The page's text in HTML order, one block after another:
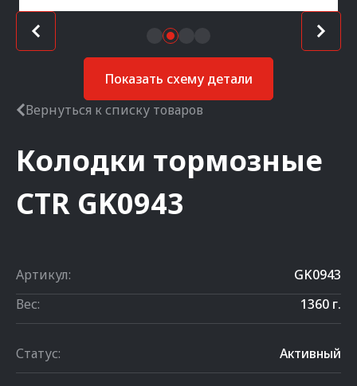
Показать схему детали
Вернуться к списку товаров
Колодки тормозные
CTR GK0943
Артикул:
GK0943
Вес:
1360 г.
Статус: Активный